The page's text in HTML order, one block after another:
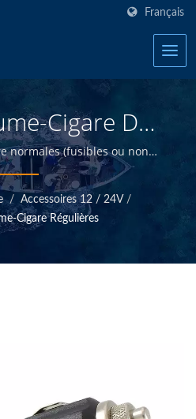
Français
Cigare De
| Blocs
- Fabricant
Électriques
Marine
normales (fusibles ou non
| Bienvenue chez YIS
électriques marins à
Taiwan.
/ Accessoires 12 / 24V /
Cigare Régulières